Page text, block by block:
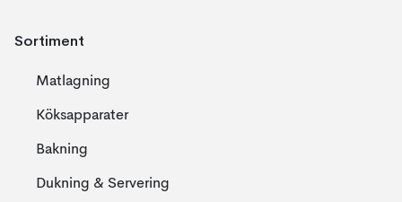
Sortiment
Matlagning
Köksapparater
Bakning
Dukning & Servering